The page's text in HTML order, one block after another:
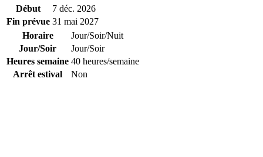
Début
7 déc. 2026
Fin prévue 31 mai 2027
Horaire
Jour/Soir/Nuit
Jour/Soir
Jour/Soir
Heures semaine 40 heures/semaine
Arrêt estival
Non